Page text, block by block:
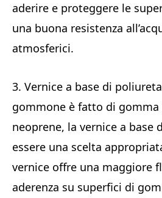
aderire e proteggere le
una buona resistenza
atmosferici.
3. Vernice a base di
gommone è fatto di gomma
neoprene, la vernice a base
essere una scelta
vernice offre una maggiore
aderenza su superfici di